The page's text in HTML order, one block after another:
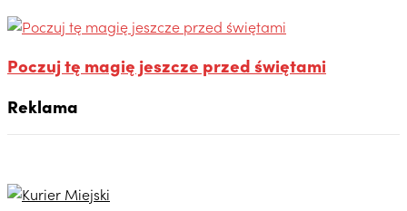
Poczuj tę magię jeszcze przed świętami
Reklama